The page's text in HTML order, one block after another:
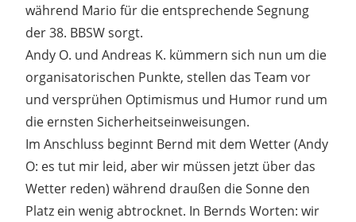
während Mario für die entsprechende Segnung
der 38. BBSW sorgt.
Andy O. und Andreas K. kümmern sich nun um die
organisatorischen Punkte, stellen das Team vor
und versprühen Optimismus und Humor rund um
die ernsten Sicherheitseinweisungen.
Im Anschluss beginnt Bernd mit dem Wetter (Andy
O: es tut mir leid, aber wir müssen jetzt über das
Wetter reden) während draußen die Sonne den
Platz ein wenig abtrocknet. In Bernds Worten: wir